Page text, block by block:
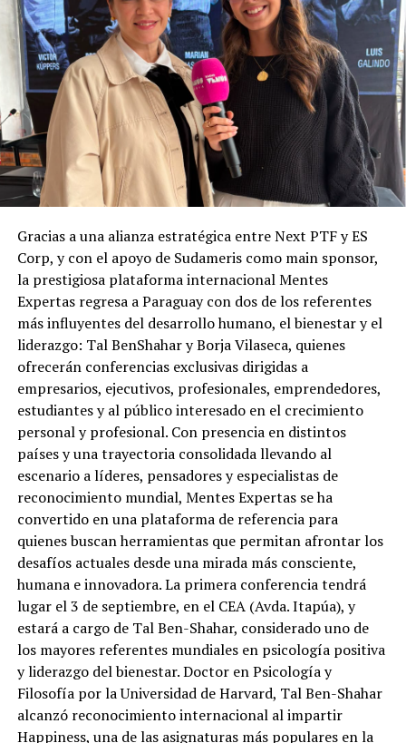
Gracias a una alianza estratégica entre Next PTF y ES
Corp, y con el apoyo de Sudameris como main sponsor,
la prestigiosa plataforma internacional Mentes
Expertas regresa a Paraguay con dos de los referentes
más influyentes del desarrollo humano, el bienestar y el
liderazgo: Tal BenShahar y Borja Vilaseca, quienes
ofrecerán conferencias exclusivas dirigidas a
empresarios, ejecutivos, profesionales, emprendedores,
estudiantes y al público interesado en el crecimiento
personal y profesional. Con presencia en distintos
países y una trayectoria consolidada llevando al
escenario a líderes, pensadores y especialistas de
reconocimiento mundial, Mentes Expertas se ha
convertido en una plataforma de referencia para
quienes buscan herramientas que permitan afrontar los
desafíos actuales desde una mirada más consciente,
humana e innovadora. La primera conferencia tendrá
lugar el 3 de septiembre, en el CEA (Avda. Itapúa), y
estará a cargo de Tal Ben-Shahar, considerado uno de
los mayores referentes mundiales en psicología positiva
y liderazgo del bienestar. Doctor en Psicología y
Filosofía por la Universidad de Harvard, Tal Ben-Shahar
alcanzó reconocimiento internacional al impartir
Happiness, una de las asignaturas más populares en la